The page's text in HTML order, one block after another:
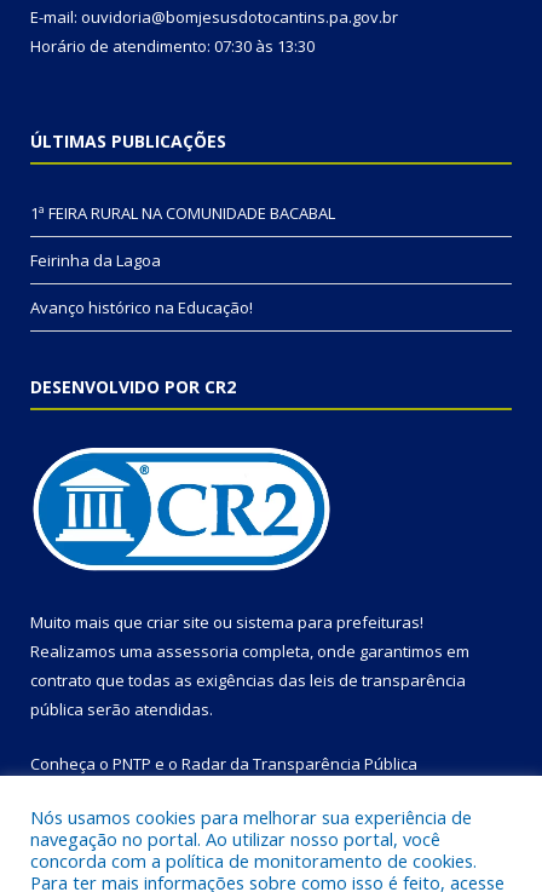
E-mail: ouvidoria@bomjesusdotocantins.pa.gov.br
Horário de atendimento: 07:30 às 13:30
ÚLTIMAS PUBLICAÇÕES
1ª FEIRA RURAL NA COMUNIDADE BACABAL
Feirinha da Lagoa
Avanço histórico na Educação!
DESENVOLVIDO POR CR2
Muito mais que criar site ou sistema para prefeituras!
Realizamos uma assessoria completa, onde garantimos em
contrato que todas as exigências das leis de transparência
pública serão atendidas.
Conheça o PNTP e o Radar da Transparência Pública
Nós usamos cookies para melhorar sua experiência de
navegação no portal. Ao utilizar nosso portal, você
concorda com a política de monitoramento de cookies.
Para ter mais informações sobre como isso é feito, acesse